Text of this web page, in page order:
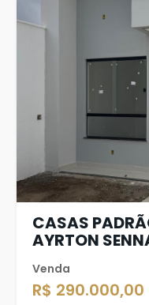
CASAS
AYRTON
Venda
R$ 290.000,00